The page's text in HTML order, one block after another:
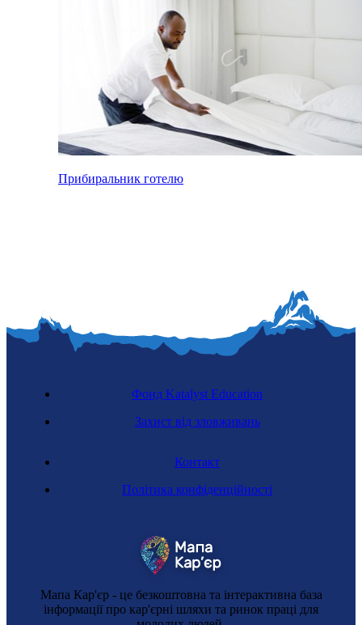
Прибиральник готелю
Мапа Кар'єр - це безкоштовна та інтерактивна база
інформації про кар'єрні шляхи та ринок праці для
Контакт
Політика конфіденційності
Фонд Katalyst Education
Захист від зловживань